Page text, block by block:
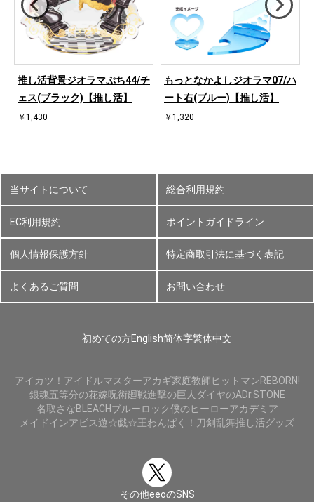
推し活背景ジオラマぷち44/チ
ェス(ブラック)【推し活】
￥1,430
もっとなかよしジオラマ07/ハ
ート右(ブルー)【推し活】
￥1,320
当サイトについて 総合利用規約
EC利用規約 ポイントガイドライン
個人情報保護方針 特定商取引法に基づく表記
よくあるご質問 お問い合わせ
初めての方English简体字繁体中文
アイカツ！ アイドルマスターアカギ家庭教師ヒットマンREBORN!
銀魂五等分の花嫁呪術廻戦進撃の巨人 ダイヤのADr.STONE
名取さなBLEACHブルーロック僕のヒーローアカデミア
メイドインアビス遊☆戯☆王わんぱく！刀剣乱舞推し活グッズ
その他eeoのSNS